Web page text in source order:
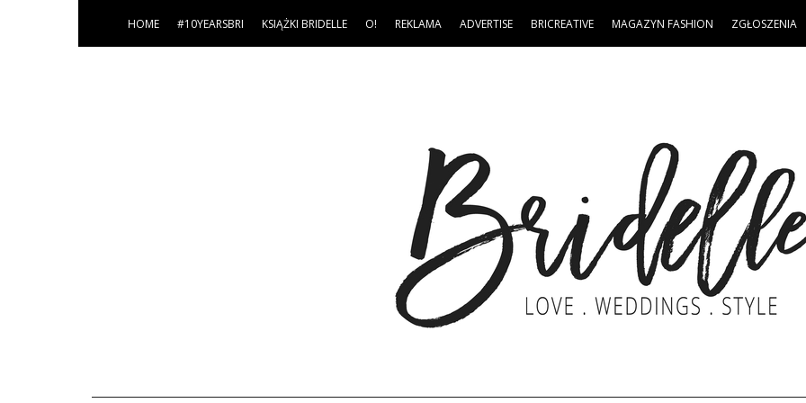
HOME #10YEARSBRI KSIĄŻKI BRIDELLE O! REKLAMA ADVERTISE BRICREATIVE MAGAZYN FASHION ZGŁOSZENIA